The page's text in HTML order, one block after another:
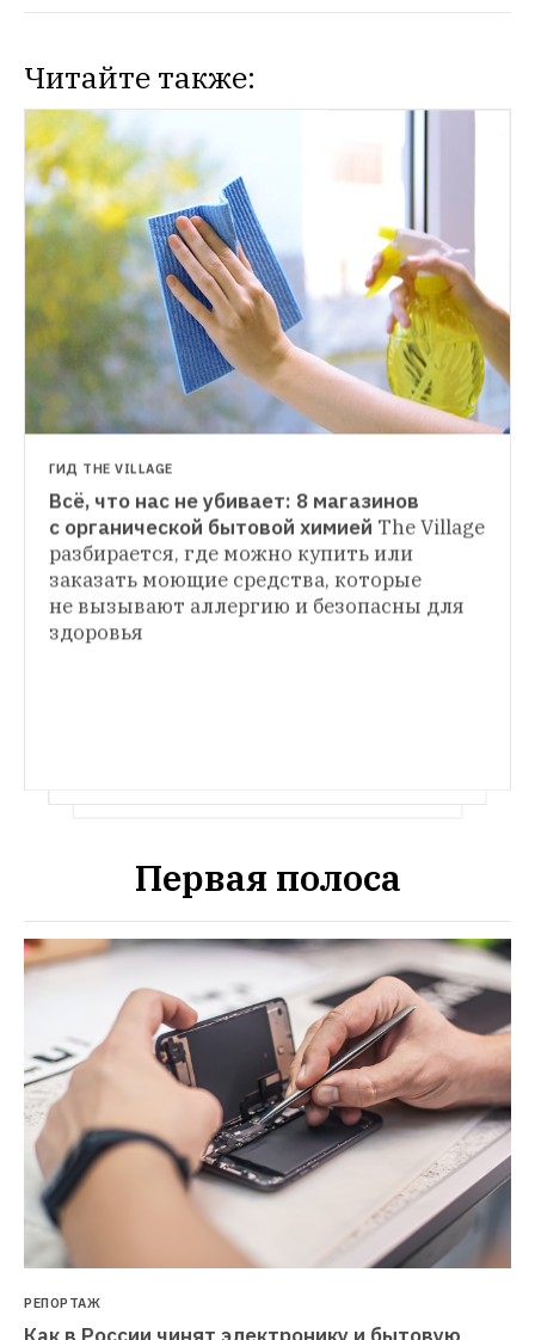
Читайте также:
ЛЮДИ В ГОРОДЕ
Владельцы электрокаров Езда без
бензина и бесплатная парковка в центре —
водители «автомобилей будущего» честно
ЛИЧНЫЙ ОПЫТ
Я живу в трейлере Москвич рассказал The
Village, как после развода сменил съёмную
квартиру на кемпер в Тушине
ГИД THE VILLAGE
Всё, что нас не убивает: 8 магазинов
с органической бытовой химией The Village
разбирается, где можно купить или
заказать моющие средства, которые
не вызывают аллергию и безопасны для
здоровья
Первая полоса
РЕПОРТАЖ